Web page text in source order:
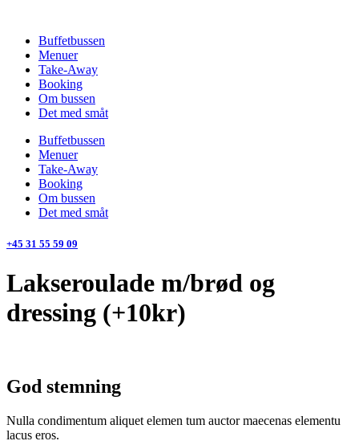
indholdBuffetbussen
Menuer
Take-Away
Booking
Om bussen
Det med småt
Buffetbussen
Menuer
Take-Away
Booking
Om bussen
Det med småt
+45 31 55 59 09
Lakseroulade m/brød og
dressing (+10kr)
God stemning
Nulla condimentum aliquet elemen tum auctor maecenas elementu
lacus eros.